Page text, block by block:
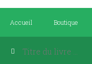
Accueil Boutique